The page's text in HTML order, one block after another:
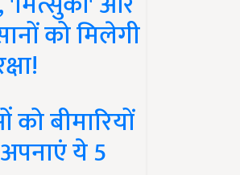
को मिलेगी
बीमारियों
ये 5